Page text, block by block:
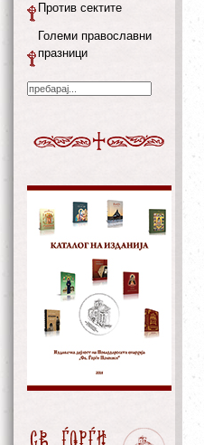
Против сектите
Големи православни
празници